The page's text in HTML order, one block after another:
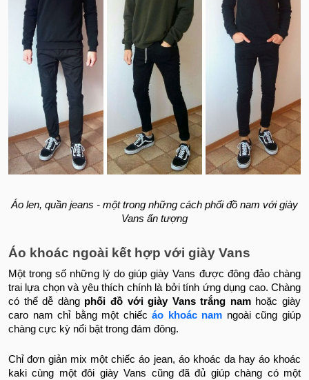
Áo len, quần jeans - một trong những cách phối đồ nam với giày
Vans ấn tượng
Áo khoác ngoài kết hợp với giày Vans
Một trong số những lý do giúp giày Vans được đông đảo chàng
trai lựa chọn và yêu thích chính là bởi tính ứng dụng cao. Chàng
có thể dễ dàngphối đồ với giày Vans trắng namhoặc giày
caro nam chỉ bằng một chiếcáo khoác nam ngoài cũng giúp
chàng cực kỳ nổi bật trong đám đông.
Chỉ đơn giản mix một chiếc áo jean, áo khoác da hay áo khoác
kaki cùng một đôi giày Vans cũng đã đủ giúp chàng có một